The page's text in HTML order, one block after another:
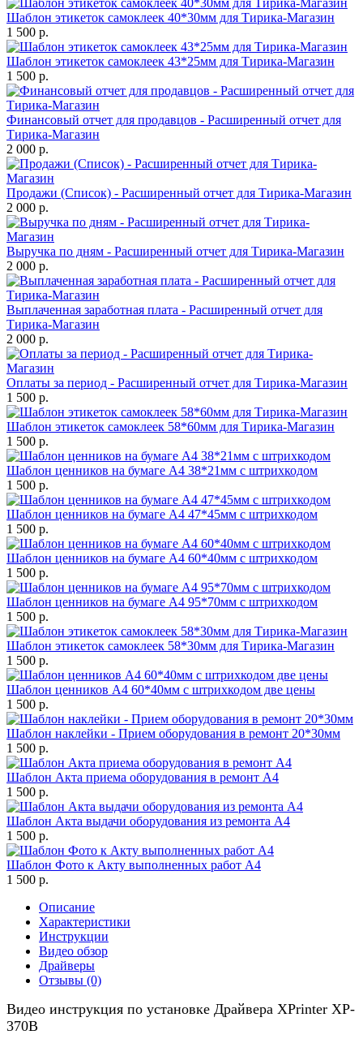
Шаблон этикеток самоклеек 40*30мм для Тирика-Магазин
1 500 р.
Шаблон этикеток самоклеек 43*25мм для Тирика-Магазин
1 500 р.
Финансовый отчет для продавцов - Расширенный отчет для
Тирика-Магазин
2 000 р.
Продажи (Список) - Расширенный отчет для Тирика-Магазин
2 000 р.
Выручка по дням - Расширенный отчет для Тирика-Магазин
2 000 р.
Выплаченная заработная плата - Расширенный отчет для
Тирика-Магазин
2 000 р.
Оплаты за период - Расширенный отчет для Тирика-Магазин
1 500 р.
Шаблон этикеток самоклеек 58*60мм для Тирика-Магазин
1 500 р.
Шаблон ценников на бумаге А4 38*21мм с штрихкодом
1 500 р.
Шаблон ценников на бумаге А4 47*45мм с штрихкодом
1 500 р.
Шаблон ценников на бумаге А4 60*40мм с штрихкодом
1 500 р.
Шаблон ценников на бумаге А4 95*70мм с штрихкодом
1 500 р.
Шаблон этикеток самоклеек 58*30мм для Тирика-Магазин
1 500 р.
Шаблон ценников А4 60*40мм с штрихкодом две цены
1 500 р.
Шаблон наклейки - Прием оборудования в ремонт 20*30мм
1 500 р.
Шаблон Акта приема оборудования в ремонт А4
1 500 р.
Шаблон Акта выдачи оборудования из ремонта А4
1 500 р.
Шаблон Фото к Акту выполненных работ А4
1 500 р.
Описание
Характеристики
Инструкции
Видео обзор
Драйверы
Отзывы (0)
Видео инструкция по установке Драйвера XPrinter XP-
370B